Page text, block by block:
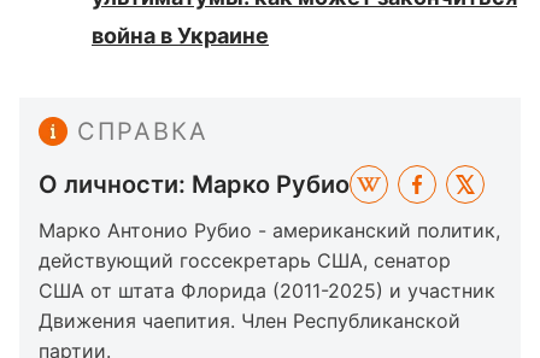
война в Украине
СПРАВКА
О личности: Марко Рубио
Марко Антонио Рубио - американский политик,
действующий госсекретарь США, сенатор
США от штата Флорида (2011-2025) и участник
Движения чаепития. Член Республиканской
партии.